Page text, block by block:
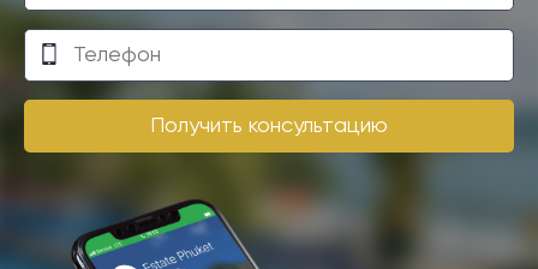
Получить консультацию